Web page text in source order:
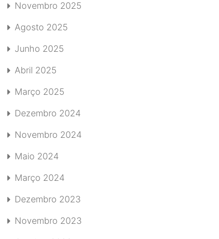
Novembro 2025
Agosto 2025
Junho 2025
Abril 2025
Março 2025
Dezembro 2024
Novembro 2024
Maio 2024
Março 2024
Dezembro 2023
Novembro 2023